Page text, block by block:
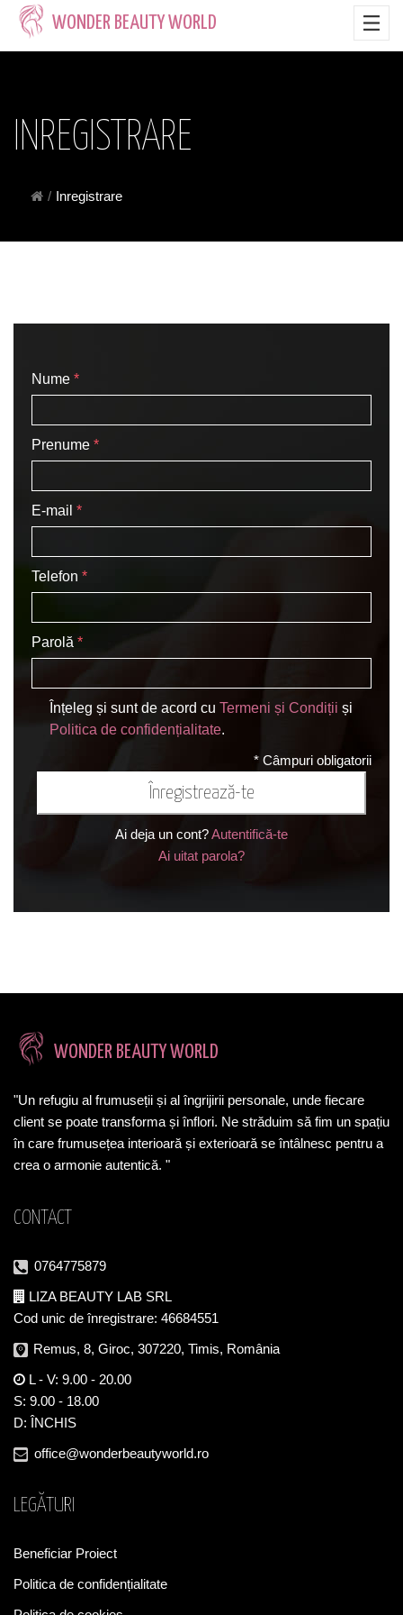
WONDER BEAUTY WORLD
INREGISTRARE
/ Inregistrare
Nume
Prenume
E-mail
Telefon
Parolă
Înțeleg și sunt de acord cu Termeni și Condiții și
Politica de confidențialitate.
* Câmpuri obligatorii
Înregistrează-te
Ai deja un cont?Autentifică-te
Ai uitat parola?
WONDER BEAUTY WORLD
"Un refugiu al frumuseții și al îngrijirii personale, unde fiecare
client se poate transforma și înflori. Ne străduim să fim un spațiu
în care frumusețea interioară și exterioară se întâlnesc pentru a
crea o armonie autentică. "
CONTACT
0764775879
LIZA BEAUTY LAB SRL
Cod unic de înregistrare: 46684551
Remus, 8, Giroc, 307220, Timis, România
L - V: 9.00 - 20.00
S: 9.00 - 18.00
D: ÎNCHIS
office@wonderbeautyworld.ro
LEGĂTURI
Beneficiar Proiect
Politica de confidențialitate